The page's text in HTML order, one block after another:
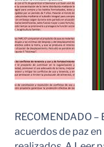
RECOMENDADO
acuerdos de paz